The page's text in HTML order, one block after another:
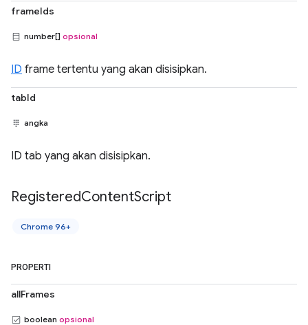
frameIds
number[] opsional
ID frame tertentu yang akan disisipkan.
tabId
angka
ID tab yang akan disisipkan.
RegisteredContentScript
Chrome 96+
PROPERTI
allFrames
boolean opsional